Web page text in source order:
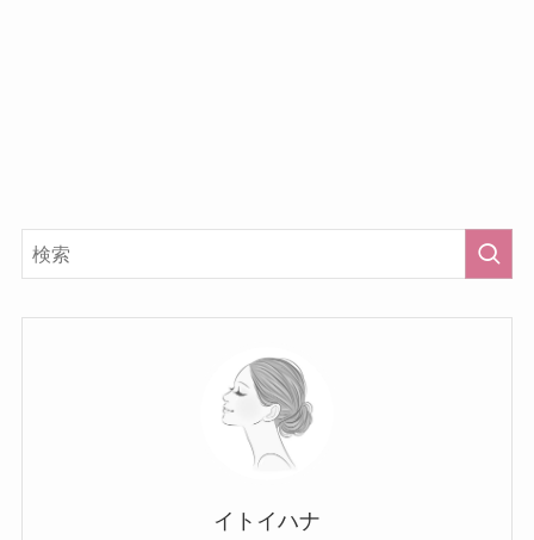
イトイハナ